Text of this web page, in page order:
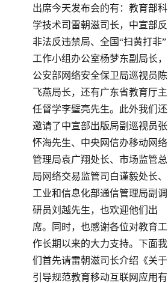
出席今天发布会的有：教育部科
学技术司雷朝滋司长，中宣部反
非法反违禁局、全国“扫黄打非”
工作小组办公室杨梦东副局长，
公安部网络安全保卫局巡视员陈
飞燕局长，还有广东省教育厅主
任督学李璧亮先生。此外我们还
邀请了中宣部出版局副巡视员张
怀海先生、中央网信办移动网络
管理局袁广翔处长、市场监管总
局网络交易监管司白谨毅处长、
工业和信息化部通信管理局副调
研员刘越先生，也欢迎他们出
席。同时，也感谢各位对教育工
作长期以来的大力支持。下面我
们首先请雷朝滋司长介绍《关于
引导规范教育移动互联网应用有